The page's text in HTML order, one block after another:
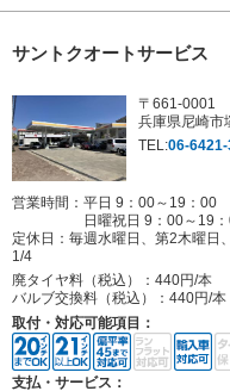
サントクオートサービス
〒661-0001
兵庫県尼崎市
TEL:06-
営業時間：平日 9：00～19：00
日曜祝日 9：00～19
定休日： 毎週水曜日、第2木曜日
1/4
廃タイヤ料（税込）： 440円/本
バルブ交換料（税込）： 440円/本
取付・対応可能項目：
支払・サービス：